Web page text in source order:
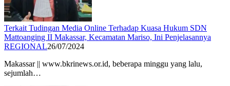
Terkait Tudingan Media Online Terhadap Kuasa Hukum SDN
Mattoanging II Makassar, Kecamatan Mariso, Ini Penjelasannya
REGIONAL26/07/2024
Makassar || www.bkrinews.or.id, beberapa minggu yang lalu,
sejumlah…